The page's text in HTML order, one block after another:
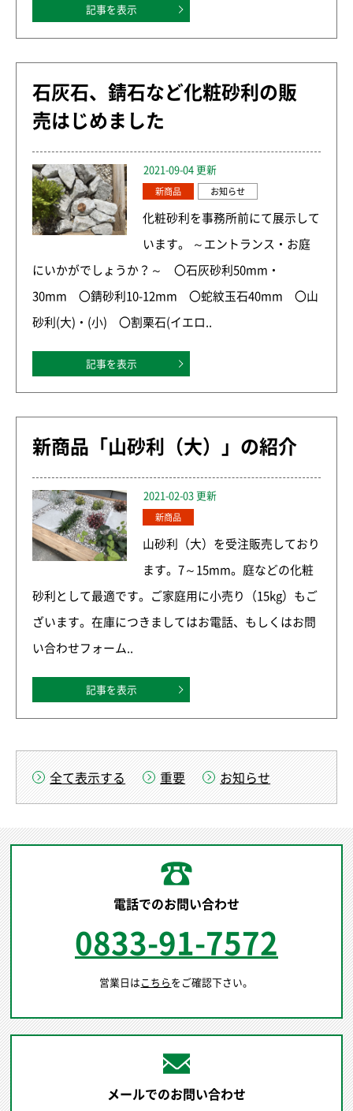
記事を表示
石灰石、錆石など化粧砂利の販
売はじめました
2021-09-04 更新
新商品 お知らせ
化粧砂利を事務所前にて展示して
います。 ～エントランス・お庭
にいかがでしょうか？～ 〇石灰砂利50mm・
30mm 〇錆砂利10-12mm 〇蛇紋玉石40mm 〇山
砂利(大)・(小) 〇割栗石(イエロ..
記事を表示
新商品「山砂利（大）」の紹介
2021-02-03 更新
新商品
山砂利（大）を受注販売しており
ます。7～15mm。庭などの化粧
砂利として最適です。ご家庭用に小売り（15kg）もご
ざいます。在庫につきましてはお電話、もしくはお問
い合わせフォーム..
記事を表示
全て表示する 重要 お知らせ
電話でのお問い合わせ
0833-91-7572
営業日はこちらをご確認下さい。
メールでのお問い合わせ